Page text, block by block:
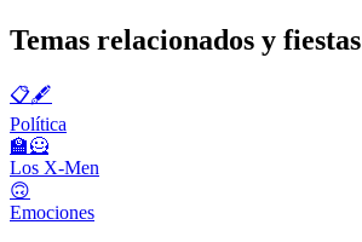
Temas relacionados y fiestas
📋🖋
Política
🏫🦸
Los X-Men
🙃
Emociones